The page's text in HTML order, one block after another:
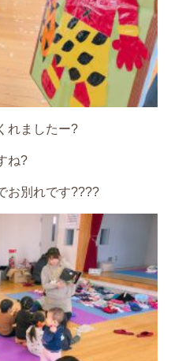
れましたー?
ね?
お別れです????